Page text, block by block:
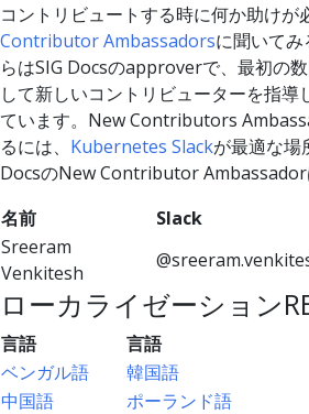
コントリビュートする時に何か助けが
Contributor Ambassadorsに聞いて
らはSIG Docsのapproverで、最初の
して新しいコントリビューターを指導
ています。New Contributors
るには、 Kubernetes Slackが最適な場
DocsのNew Contributor Ambassador
名前
Slack
Sreeram
Venkitesh
ローカライゼーション
言語
言語
ベンガル語
韓国語
中国語
ポーランド語